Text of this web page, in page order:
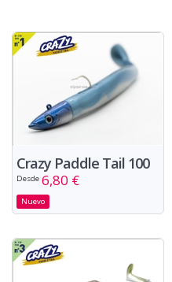
Crazy Paddle Tail 100
Desde 6,80 €
Nuevo